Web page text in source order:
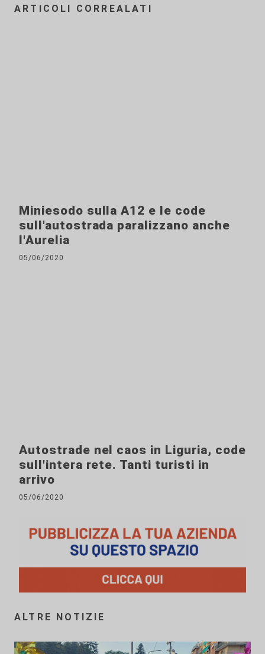
ARTICOLI CORREALATI
Miniesodo sulla A12 e le code
sull'autostrada paralizzano anche
l'Aurelia
05/06/2020
Autostrade nel caos in Liguria, code
sull'intera rete. Tanti turisti in
arrivo
05/06/2020
ALTRE NOTIZIE